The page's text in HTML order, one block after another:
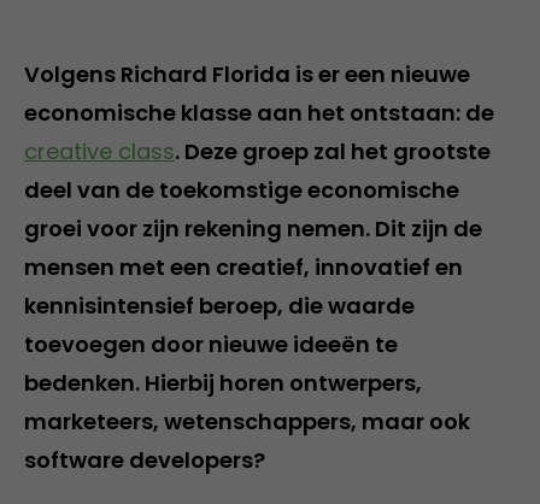
Volgens Richard Florida is er een nieuwe
economische klasse aan het ontstaan: de
creative class. Deze groep zal het grootste
deel van de toekomstige economische
groei voor zijn rekening nemen. Dit zijn de
mensen met een creatief, innovatief en
kennisintensief beroep, die waarde
toevoegen door nieuwe ideeën te
bedenken. Hierbij horen ontwerpers,
marketeers, wetenschappers, maar ook
software developers?